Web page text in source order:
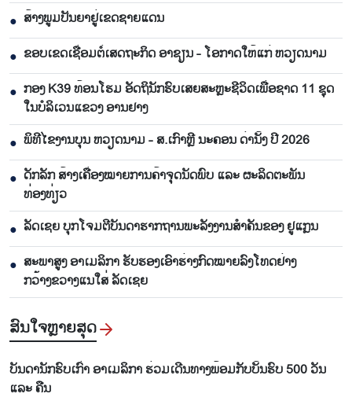
● ສ້າງພູມປັນຍາຢູ່ເຂດຊາຍແດນ
● ຂອບເຂດເຊື່ອມຕໍ່ເສດຖະກິດ ອາຊຽນ - ໂອກາດໃຫ້ແກ່ ຫວຽດນາມ
● ກອງ K39 ທ້ອນໂຮມ ອັດຖິນັກຮົບເສຍສະຫຼະຊີວິດເພື່ອຊາດ 11 ຊຸດ
ໃນບໍລິເວນແຂວງ ອານຢາງ
● ພິທີໄຂງານບຸນ ຫວຽດນາມ - ສ.ເກົາຫຼີ ນະຄອນ ດ່ານັ້ງ ປີ 2026
● ດັກລັກ ສ້າງເຄື່ອງໝາຍການຄ້າຈຸດນັດພົບ ແລະ ຜະລິດຕະພັນ
ທ່ອງທ່ຽວ
● ລັດເຊຍ ບຸກໂຈມຕີບັນດາຮາກຖານພະລັງງານສຳຄັນຂອງ ຢູແກຼນ
● ສະພາສູງ ອາເມລິກາ ຮັບຮອງເອົາຮ່າງກົດໝາຍລົງໂທດຢ່າງ
ກວ້າງຂວາງແນໃສ່ ລັດເຊຍ
ສົນ​ໃຈ​ຫຼາຍ​ສຸດ
ບັນດານັກຮົບເກົ່າ ອາເມລິກາ ຮ່ວມເດີນທາງພ້ອມກັບບັ້ນຮົບ 500 ວັນ
ແລະ ຄືນ